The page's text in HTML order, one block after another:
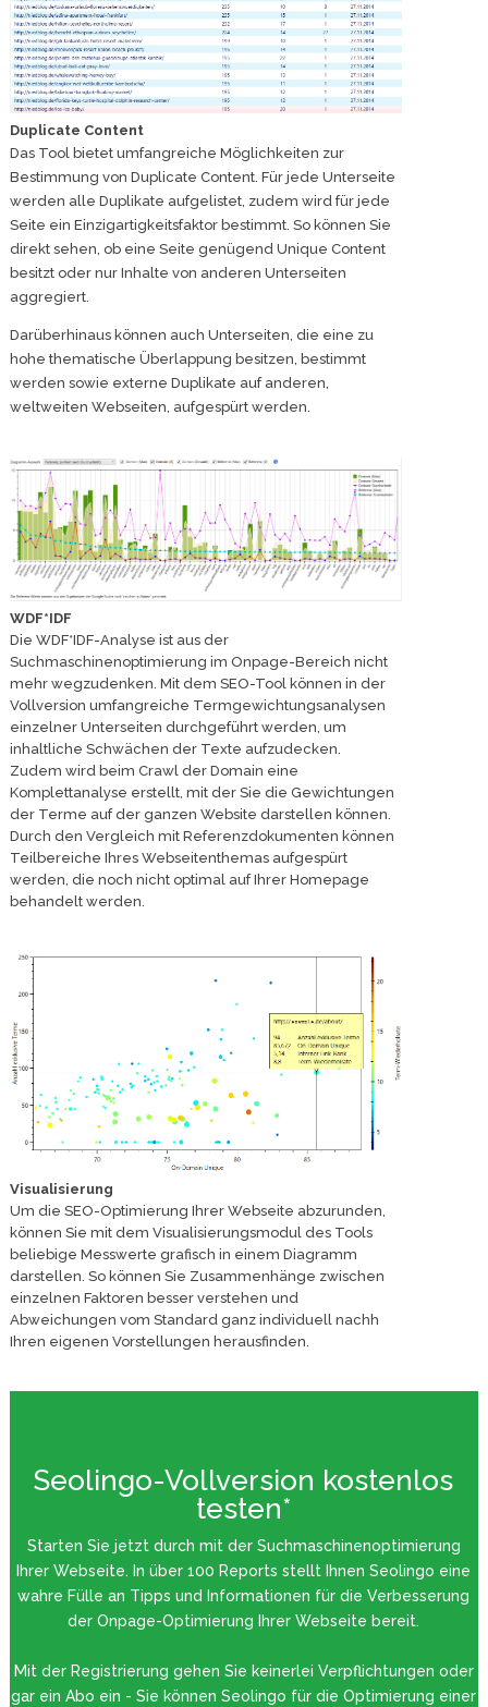
Duplicate Content
Das Tool bietet umfangreiche Möglichkeiten zur
Bestimmung von Duplicate Content. Für jede Unterseite
werden alle Duplikate aufgelistet, zudem wird für jede
Seite ein Einzigartigkeitsfaktor bestimmt. So können Sie
direkt sehen, ob eine Seite genügend Unique Content
besitzt oder nur Inhalte von anderen Unterseiten
aggregiert.
Darüberhinaus können auch Unterseiten, die eine zu
hohe thematische Überlappung besitzen, bestimmt
werden sowie externe Duplikate auf anderen,
weltweiten Webseiten, aufgespürt werden.
WDF*IDF
Die WDF*IDF-Analyse ist aus der
Suchmaschinenoptimierung im Onpage-Bereich nicht
mehr wegzudenken. Mit dem SEO-Tool können in der
Vollversion umfangreiche Termgewichtungsanalysen
einzelner Unterseiten durchgeführt werden, um
inhaltliche Schwächen der Texte aufzudecken.
Zudem wird beim Crawl der Domain eine
Komplettanalyse erstellt, mit der Sie die Gewichtungen
der Terme auf der ganzen Website darstellen können.
Durch den Vergleich mit Referenzdokumenten können
Teilbereiche Ihres Webseitenthemas aufgespürt
werden, die noch nicht optimal auf Ihrer Homepage
behandelt werden.
Visualisierung
Um die SEO-Optimierung Ihrer Webseite abzurunden,
können Sie mit dem Visualisierungsmodul des Tools
beliebige Messwerte grafisch in einem Diagramm
darstellen. So können Sie Zusammenhänge zwischen
einzelnen Faktoren besser verstehen und
Abweichungen vom Standard ganz individuell nachh
Ihren eigenen Vorstellungen herausfinden.
Seolingo-Vollversion kostenlos
testen*
Starten Sie jetzt durch mit der Suchmaschinenoptimierung
Ihrer Webseite. In über 100 Reports stellt Ihnen Seolingo eine
wahre Fülle an Tipps und Informationen für die Verbesserung
der Onpage-Optimierung Ihrer Webseite bereit.
Mit der Registrierung gehen Sie keinerlei Verpflichtungen oder
gar ein Abo ein - Sie können Seolingo für die Optimierung einer